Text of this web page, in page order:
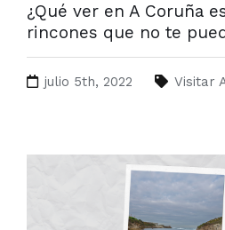
¿Qué ver en A Coruña
rincones que no te
julio 5th, 2022 Visitar